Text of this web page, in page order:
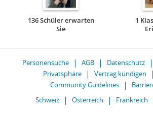
136 Schüler erwarten
Sie
1
Personensuche AGB Datenschutz
Privatsphäre
Vertrag kündigen
Community Guidelines
Schweiz
Österreich Frankreich